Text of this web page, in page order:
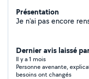
Présentation
Je n'ai pas encore
Dernier avis laissé
Il y a 1 mois
Personne avenante,
besoins ont changés